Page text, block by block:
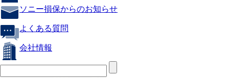
ソニー損保からのお知らせ
よくある質問
会社情報